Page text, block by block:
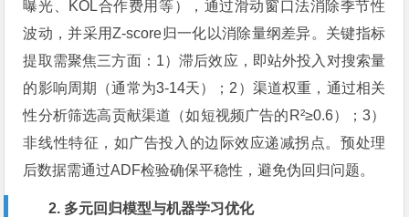
曝光、KOL合作费用等），通过滑动窗口法消除季节性
波动，并采用Z-score归一化以消除量纲差异。关键指标
提取需聚焦三方面：1）滞后效应，即站外投入对搜索量
的影响周期（通常为3-14天）；2）渠道权重，通过相关
性分析筛选高贡献渠道（如短视频广告的R²≥0.6）；3）
非线性特征，如广告投入的边际效应递减拐点。预处理
后数据需通过ADF检验确保平稳性，避免伪回归问题。
2. 多元回归模型与机器学习优化